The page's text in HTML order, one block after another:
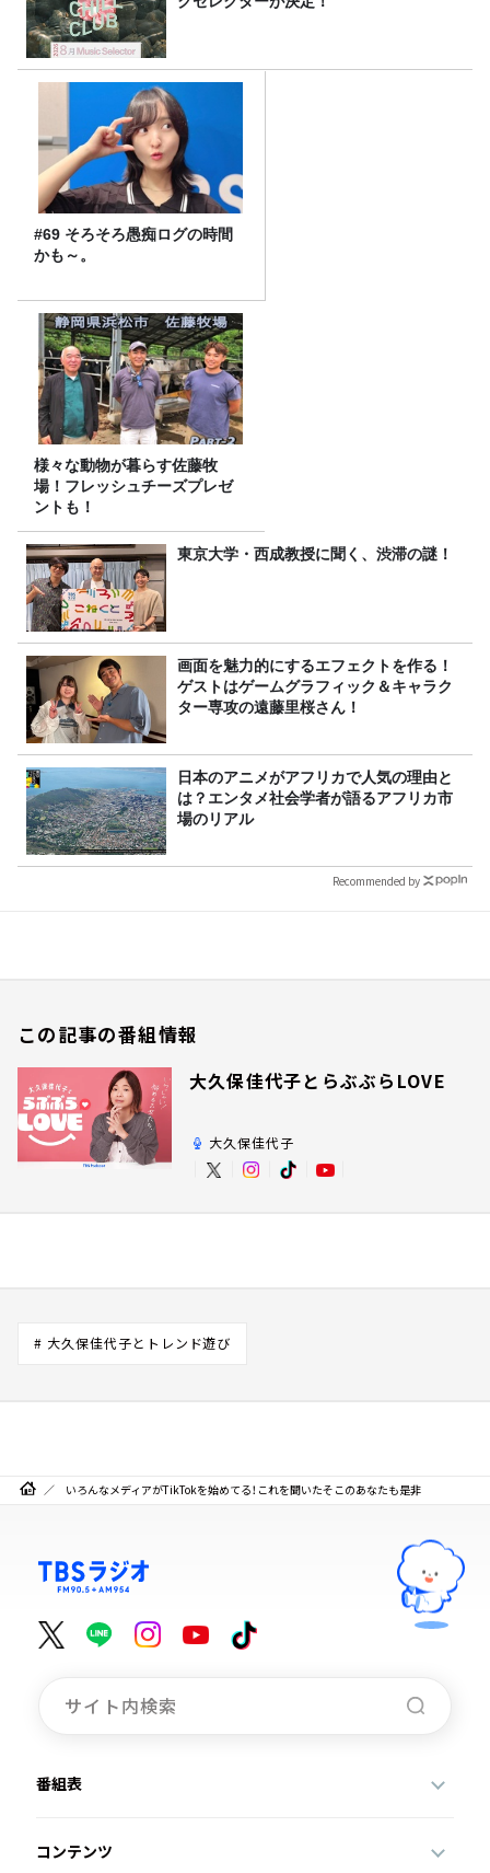
#69 そろそろ愚痴ログの時間
かも～。
様々な動物が暮らす佐藤牧
場！フレッシュチーズプレゼ
ントも！
東京大学・西成教授に聞く、渋滞の謎！
画面を魅力的にするエフェクトを作る！
ゲストはゲームグラフィック＆キャラク
ター専攻の遠藤里桜さん！
日本のアニメがアフリカで人気の理由と
は？エンタメ社会学者が語るアフリカ市
場のリアル
Recommended by
この記事の番組情報
大久保佳代子とらぶぶらLOVE
大久保佳代子
# 大久保佳代子とトレンド遊び
いろんなメディアがTikTokを始めてる！これを聞いたそこのあなたも是非
番組表
コンテンツ